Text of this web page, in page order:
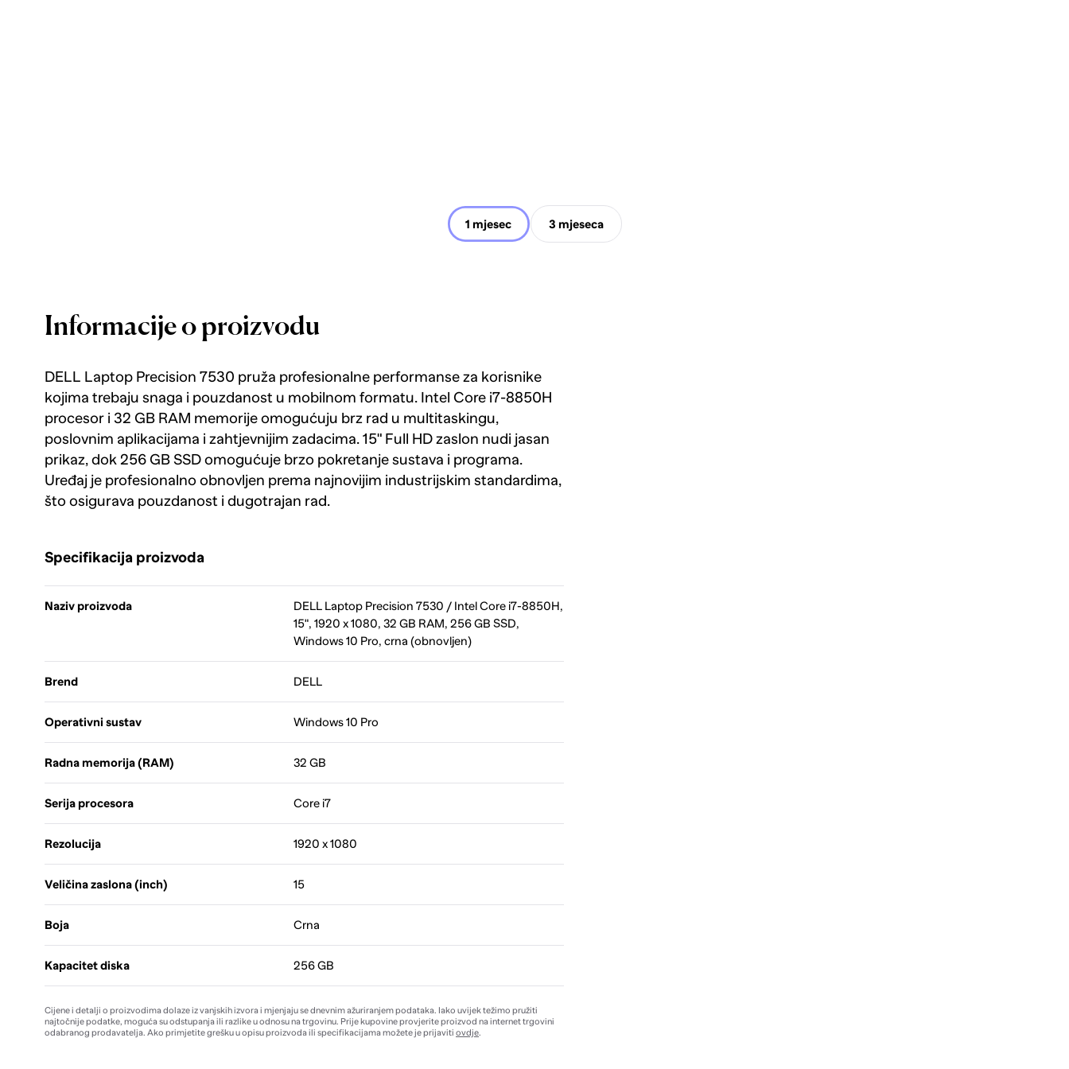
1 mjesec 3 mjeseca
Informacije o proizvodu
DELL Laptop Precision 7530 pruža profesionalne performanse za korisnike
kojima trebaju snaga i pouzdanost u mobilnom formatu. Intel Core i7-8850H
procesor i 32 GB RAM memorije omogućuju brz rad u multitaskingu,
poslovnim aplikacijama i zahtjevnijim zadacima. 15" Full HD zaslon nudi jasan
prikaz, dok 256 GB SSD omogućuje brzo pokretanje sustava i programa.
Uređaj je profesionalno obnovljen prema najnovijim industrijskim standardima,
što osigurava pouzdanost i dugotrajan rad.
Specifikacija proizvoda
Naziv proizvoda
DELL Laptop Precision 7530 / Intel Core i7-8850H,
15", 1920 x 1080, 32 GB RAM, 256 GB SSD,
Windows 10 Pro, crna (obnovljen)
Brend DELL
Operativni sustav Windows 10 Pro
Radna memorija (RAM) 32 GB
Serija procesora Core i7
Rezolucija 1920 x 1080
Veličina zaslona (inch) 15
Boja Crna
Kapacitet diska 256 GB
Cijene i detalji o proizvodima dolaze iz vanjskih izvora i mjenjaju se dnevnim ažuriranjem podataka. Iako uvijek težimo pružiti
najtočnije podatke, moguća su odstupanja ili razlike u odnosu na trgovinu. Prije kupovine provjerite proizvod na internet trgovini
odabranog prodavatelja. Ako primjetite grešku u opisu proizvoda ili specifikacijama možete je prijaviti ovdje.